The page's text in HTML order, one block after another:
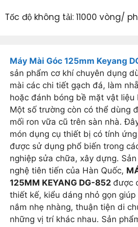
Tốc độ không tải: 11000 vòng/
Máy Mài Góc 125mm Keyang
sản phẩm cơ khí chuyên dụng
mài các chi tiết gạch đá, làm
hoặc đánh bóng bề mặt vật liệu
Một số trường còn có thể dùng
mối ron vữa cũ trên sàn nhà.
món dụng cụ thiết bị có tính
được sử dụng phổ biến trong
nghiệp sửa chữa, xây dựng.
nghệ tiên tiến của Hàn Quốc,
125MM KEYANG DG-852 được
thiết kế, kiểu dáng nhỏ gọn
nắm nhẹ nhàng, thuận tiện di
những vị trí khác nhau. Sản